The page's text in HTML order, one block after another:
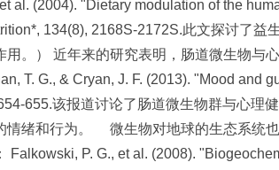
al. (2004). "Dietary modulation of the
134(8), 2168S-2172S.此文探讨了益
。） 近年来的研究表明，肠道微生物与
T. G., & Cryan, J. F. (2013). "Mood and
655.该报道讨论了肠道微生物群与心理
情绪和行为。 微生物对地球的生态系统
P. G., et al. (2008).